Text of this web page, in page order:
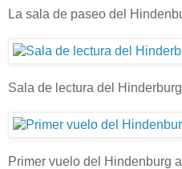
La sala de paseo del
Sala de lectura del Hinderburg
Primer vuelo del Hindenburg